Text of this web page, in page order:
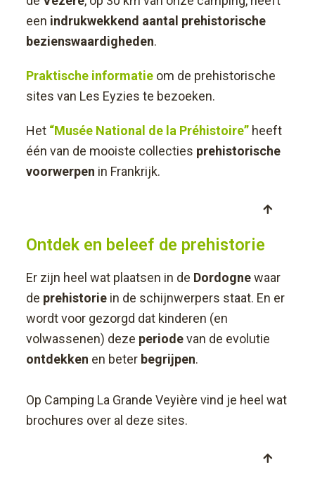
een indrukwekkend aantal prehistorische
bezienswaardigheden.
Praktische informatieom de prehistorische
sites van Les Eyzies te bezoeken.
Het “Musée National de la Préhistoire”heeft
één van de mooiste collecties prehistorische
voorwerpen in Frankrijk.
Ontdek en beleef de prehistorie
Er zijn heel wat plaatsen in de Dordognewaar
de prehistoriein de schijnwerpers staat. En er
wordt voor gezorgd dat kinderen (en
volwassenen) deze periodevan de evolutie
ontdekken en beter begrijpen.
Op Camping La Grande Veyière vind je heel wat
brochures over al deze sites.